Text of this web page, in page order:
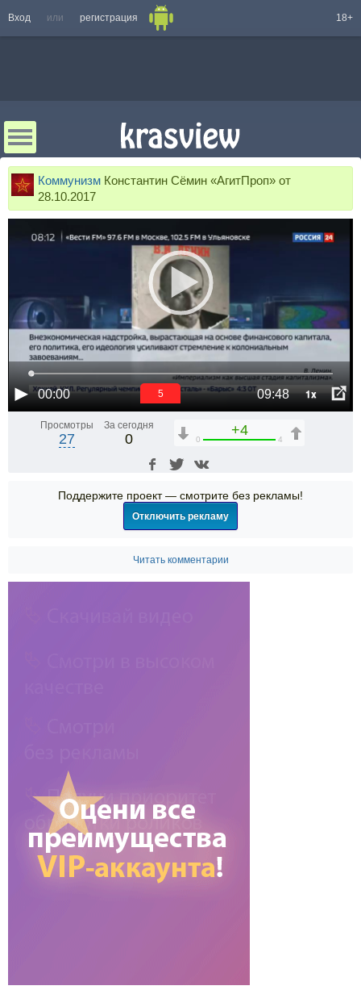
Вход или регистрация 18+
Коммунизм Константин Сёмин «АгитПроп» от
28.10.2017
00:00 09:48 1x
4
Просмотры
27
За сегодня
0
+4
0 4
Поддержите проект — смотрите без рекламы!
Отключить рекламу
Читать комментарии